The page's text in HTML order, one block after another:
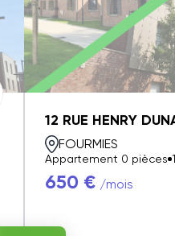
12 RUE HENRY
FOURMIES
Appartement 0 pièces
650 € /mois